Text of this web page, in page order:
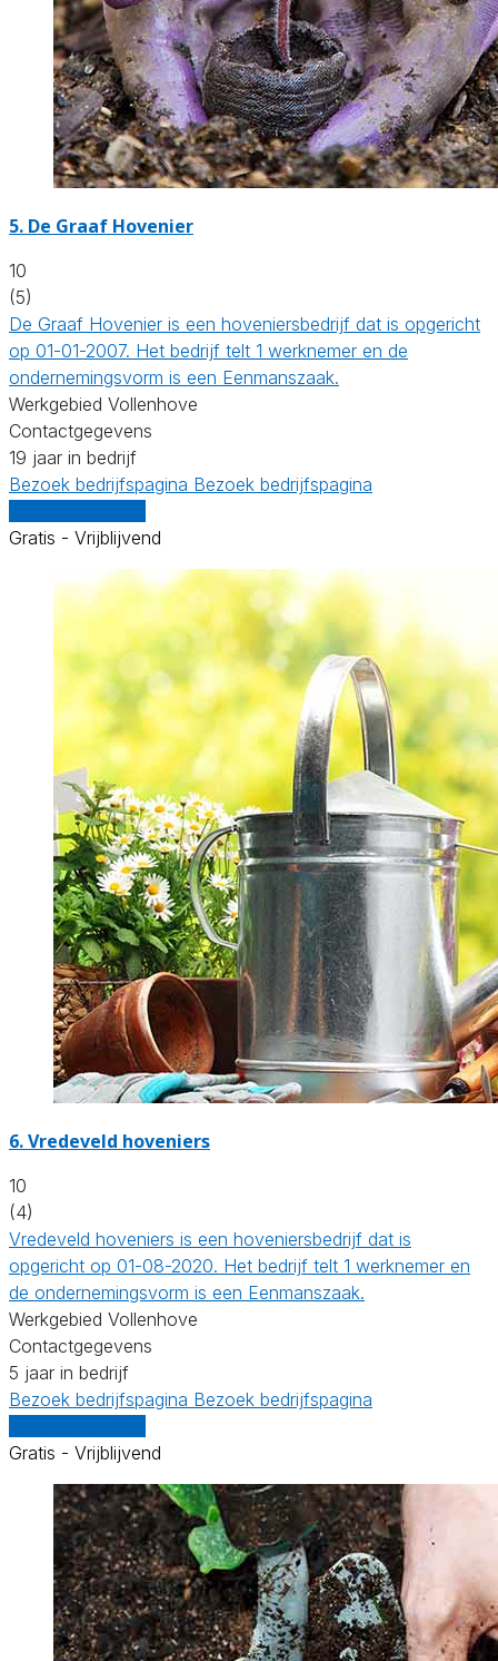
5. De Graaf Hovenier
10
(5)
De Graaf Hovenier is een hoveniersbedrijf dat is opgericht
op 01-01-2007. Het bedrijf telt 1 werknemer en de
ondernemingsvorm is een Eenmanszaak.
Werkgebied Vollenhove
Contactgegevens
19 jaar in bedrijf
Bezoek bedrijfspagina Bezoek bedrijfspagina
Gratis - Vrijblijvend
6.Vredeveld hoveniers
10
(4)
Vredeveld hoveniers is een hoveniersbedrijf dat is
opgericht op 01-08-2020. Het bedrijf telt 1 werknemer en
de ondernemingsvorm is een Eenmanszaak.
Werkgebied Vollenhove
Contactgegevens
5 jaar in bedrijf
Bezoek bedrijfspagina Bezoek bedrijfspagina
Gratis - Vrijblijvend